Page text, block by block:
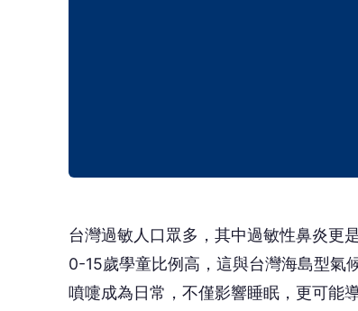
台灣過敏人口眾多，其中過敏性鼻炎更
0-15歲學童比例高，這與台灣海島型氣
噴嚏成為日常，不僅影響睡眠，更可能